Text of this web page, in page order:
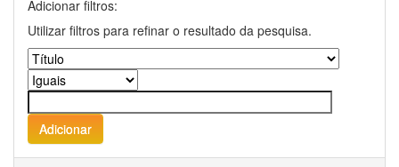
Adicionar filtros:
Utilizar filtros para refinar o resultado da pesquisa.